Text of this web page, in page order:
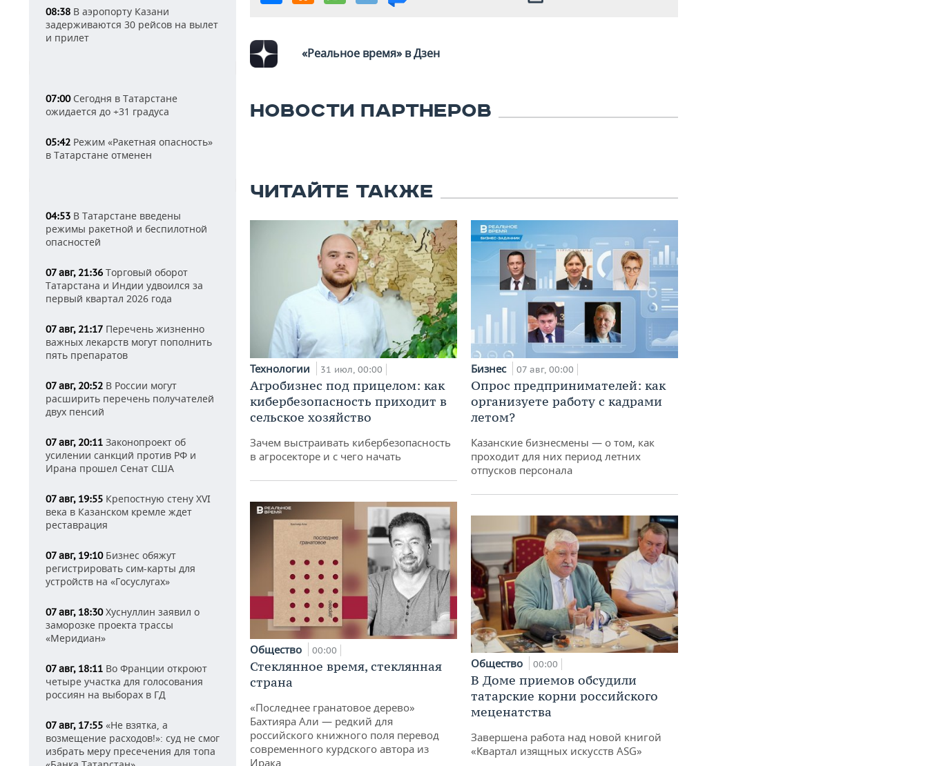
08:38 В аэропорту Казани
задерживаются 30 рейсов на вылет
и прилет
07:00Сегодня в Татарстане
ожидается до +31 градуса
05:42 Режим «Ракетная опасность»
в Татарстане отменен
04:53 В Татарстане введены
режимы ракетной и беспилотной
опасностей
07 авг, 21:36 Торговый оборот
Татарстана и Индии удвоился за
первый квартал 2026 года
07 авг, 21:17 Перечень жизненно
важных лекарств могут пополнить
пять препаратов
07 авг, 20:52 В России могут
расширить перечень получателей
двух пенсий
07 авг, 20:11 Законопроект об
усилении санкций против РФ и
Ирана прошел Сенат США
07 авг, 19:55 Крепостную стену XVI
века в Казанском кремле ждет
реставрация
07 авг, 19:10Бизнес обяжут
регистрировать сим-карты для
устройств на «Госуслугах»
07 авг, 18:30Хуснуллин заявил о
заморозке проекта трассы
«Меридиан»
07 авг, 18:11 Во Франции откроют
четыре участка для голосования
россиян на выборах в ГД
07 авг, 17:55 «Не взятка, а
возмещение расходов!»: суд не смог
избрать меру пресечения для топа
«Реальное время» в Дзен
НОВОСТИ ПАРТНЕРОВ
ЧИТАЙТЕ ТАКЖЕ
Технологии 31 июл, 00:00
Агробизнес под прицелом: как
кибербезопасность приходит в
сельское хозяйство
Зачем выстраивать кибербезопасность
в агросекторе и с чего начать
Общество 00:00
Стеклянное время, стеклянная
страна
«Последнее гранатовое дерево»
Бахтияра Али — редкий для
российского книжного поля перевод
современного курдского автора из
Ирака
Бизнес 07 авг, 00:00
Опрос предпринимателей: как
организуете работу с кадрами
летом?
Казанские бизнесмены — о том, как
проходит для них период летних
отпусков персонала
Общество 00:00
В Доме приемов обсудили
татарские корни российского
меценатства
Завершена работа над новой книгой
«Квартал изящных искусств ASG»